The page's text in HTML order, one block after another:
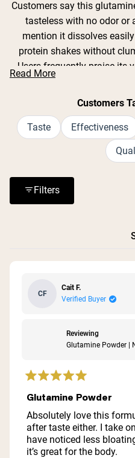
Customers say this
tasteless with no odor or
mention it dissolves
protein shakes without
Users frequently praise its
large container size and
Common feedback
Many appreciate the
additives or fillers. Some
to open, and one reviewer
Read More
Customers
Taste Effectiveness
Filters
CF
Cait F.
Verified Buyer
Reviewing
Glutamine Powder |
Rated
5
out
of
5
stars
Glutamine Powder
Absolutely love this
after taste either. I take
have noticed less
it’s great for the body.